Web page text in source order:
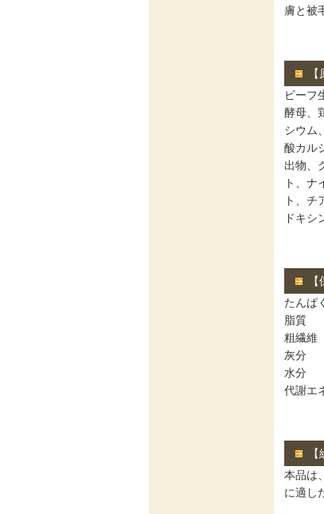
膚と被
ビーフ
酵母、
シウム
酸カル
出物、
ト、ナ
ト、チ
ドキシ
たん
脂
粗
灰
水
代謝
本品は
に適し